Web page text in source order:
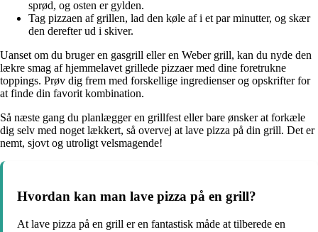
sprød, og osten er gylden.
Tag pizzaen af grillen, lad den køle af i et par minutter, og skær
den derefter ud i skiver.
Uanset om du bruger en gasgrill eller en Weber grill, kan du nyde den
lækre smag af hjemmelavet grillede pizzaer med dine foretrukne
toppings. Prøv dig frem med forskellige ingredienser og opskrifter for
at finde din favorit kombination.
Så næste gang du planlægger en grillfest eller bare ønsker at forkæle
dig selv med noget lækkert, så overvej at lave pizza på din grill. Det er
nemt, sjovt og utroligt velsmagende!
Hvordan kan man lave pizza på en grill?
At lave pizza på en grill er en fantastisk måde at tilberede en